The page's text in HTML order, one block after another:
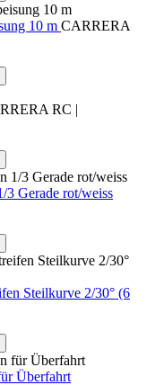
10 m CARRERA
RC |
Gerade rot/weiss
Steilkurve 2/30° (6
Überfahrt